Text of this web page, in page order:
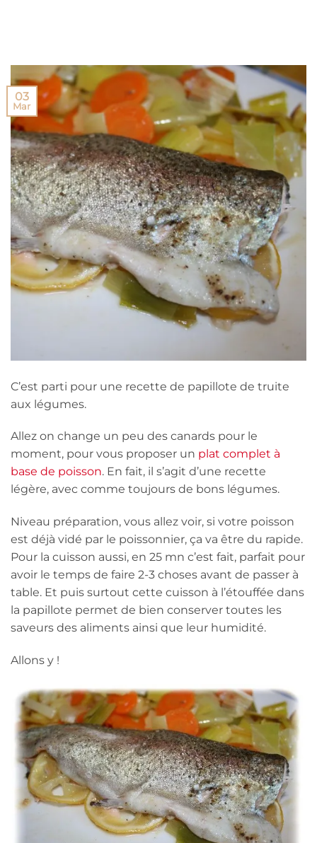
03
Mar
C’est parti pour une recette de papillote de truite
aux légumes.
Allez on change un peu des canards pour le
moment, pour vous proposer un plat complet à
base de poisson. En fait, il s’agit d’une recette
légère, avec comme toujours de bons légumes.
Niveau préparation, vous allez voir, si votre poisson
est déjà vidé par le poissonnier, ça va être du rapide.
Pour la cuisson aussi, en 25 mn c’est fait, parfait pour
avoir le temps de faire 2-3 choses avant de passer à
table. Et puis surtout cette cuisson à l’étouffée dans
la papillote permet de bien conserver toutes les
saveurs des aliments ainsi que leur humidité.
Allons y !